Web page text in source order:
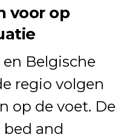
voor op
Belgische
regio volgen
op de voet. De
and